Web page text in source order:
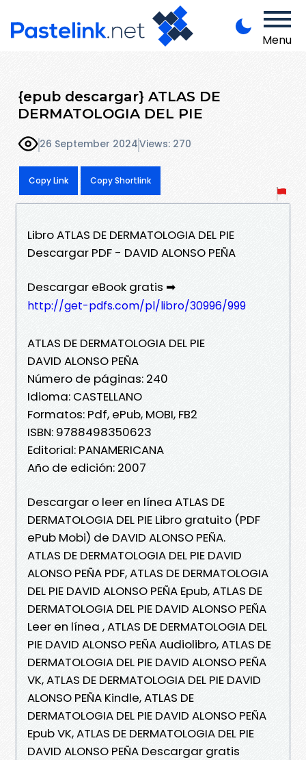
Menu
{epub descargar} ATLAS DE
DERMATOLOGIA DEL PIE
26 September 2024Views: 270
Copy Link Copy Shortlink
Libro ATLAS DE DERMATOLOGIA DEL PIE
Descargar PDF - DAVID ALONSO PEÑA
Descargar eBook gratis ➡
http://get-pdfs.com/pl/libro/30996/999
ATLAS DE DERMATOLOGIA DEL PIE
DAVID ALONSO PEÑA
Número de páginas: 240
Idioma: CASTELLANO
Formatos: Pdf, ePub, MOBI, FB2
ISBN: 9788498350623
Editorial: PANAMERICANA
Año de edición: 2007
Descargar o leer en línea ATLAS DE
DERMATOLOGIA DEL PIE Libro gratuito (PDF
ePub Mobi) de DAVID ALONSO PEÑA.
ATLAS DE DERMATOLOGIA DEL PIE DAVID
ALONSO PEÑA PDF, ATLAS DE DERMATOLOGIA
DEL PIE DAVID ALONSO PEÑA Epub, ATLAS DE
DERMATOLOGIA DEL PIE DAVID ALONSO PEÑA
Leer en línea , ATLAS DE DERMATOLOGIA DEL
PIE DAVID ALONSO PEÑA Audiolibro, ATLAS DE
DERMATOLOGIA DEL PIE DAVID ALONSO PEÑA
VK, ATLAS DE DERMATOLOGIA DEL PIE DAVID
ALONSO PEÑA Kindle, ATLAS DE
DERMATOLOGIA DEL PIE DAVID ALONSO PEÑA
Epub VK, ATLAS DE DERMATOLOGIA DEL PIE
DAVID ALONSO PEÑA Descargar gratis